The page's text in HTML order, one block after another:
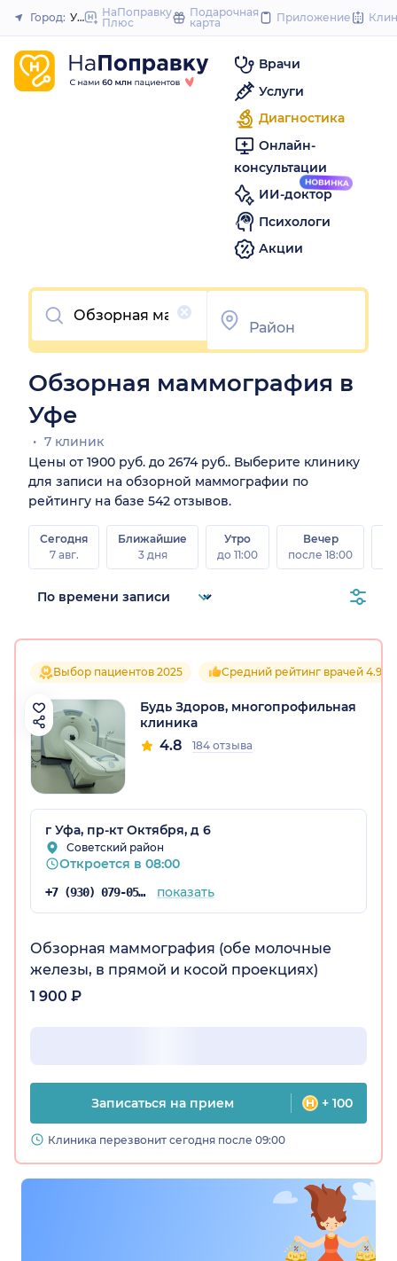
to
Закрыть
Город: Уфа
НаПоправку
Плюс
Подарочная
карта
Приложение
Врачи
Услуги
Диагностика
Онлайн-
консультации
ИИ-доктор
Психологи
Акции
Очистить
Обзорная маммография в
Уфе
7 клиник
Цены от 1900 руб. до 2674 руб.. Выберите клинику
для записи на обзорной маммографии по
рейтингу на базе 542 отзывов.
Сегодня
7 авг.
Ближайшие
3 дня
Утро
до 11:00
Вечер
после 18:00
Выбор пациентов 2025 Средний рейтинг врачей 4.9
Будь Здоров, многопрофильная
клиника
4.8 184 отзыва
г Уфа, пр-кт Октября, д 6
Советский район
Откроется в 08:00
+7 (930) 079-05-21 показать
Обзорная маммография (обе молочные
железы, в прямой и косой проекциях)
1 900 ₽
Записаться на прием + 100
Клиника перезвонит сегодня после 09:00